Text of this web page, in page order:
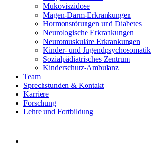
Mukoviszidose
Magen-Darm-Erkrankungen
Hormonstörungen und Diabetes
Neurologische Erkrankungen
Neuromuskuläre Erkrankungen
Kinder- und Jugendpsychosomatik
Sozialpädiatrisches Zentrum
Kinderschutz-Ambulanz
Team
Sprechstunden & Kontakt
Karriere
Forschung
Lehre und Fortbildung